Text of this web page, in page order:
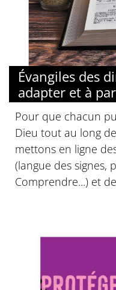
Évangiles des
adapter et à
Pour que chacun
Dieu tout au long
mettons en ligne
(langue des signes,
Comprendre...) et